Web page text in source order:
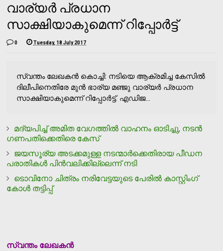
വാര്യര്‍ പ്രധാന
സാക്ഷിയാകുമെന്ന് റിപ്പോര്‍ട്ട്
0 Tuesday, 18 July 2017
സ്വന്തം ലേഖകന്‍ കൊച്ചി: നടിയെ ആക്രമിച്ച കേസില്‍
ദിലീപിനെതിരേ മുന്‍ ഭാര്യ മഞ്ജു വാര്യര്‍ പ്രധാന
സാക്ഷിയാകുമെന്ന് റിപ്പോര്‍ട്ട്. എഡിജ...
മദ്യപിച്ച് അമിത വേഗത്തില്‍ വാഹനം ഓടിച്ചു, നടന്‍
ഗണപതിക്കെതിരെ കേസ്
ജയസൂര്യ അടക്കമുള്ള നടന്മാര്‍ക്കെതിരായ പീഡന
പരാതികള്‍ പിന്‍വലിക്കില്ലെന്ന് നടി
ടൊവിനോ ചിത്രം നരിവേട്ടയുടെ പേരില്‍ കാസ്റ്റിംഗ്
കോള്‍ തട്ടിപ്പ്
സ്വന്തം ലേഖകന്‍